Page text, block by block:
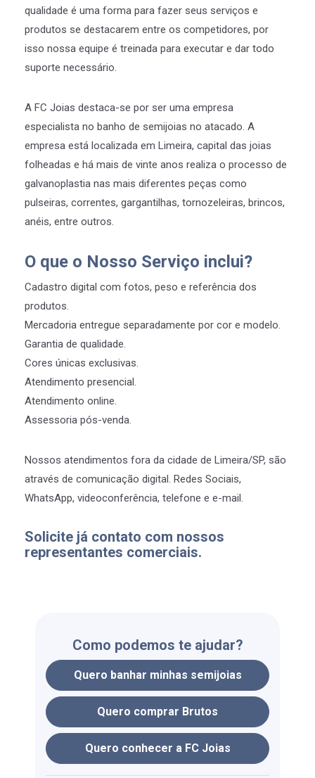
qualidade é uma forma para fazer seus serviços e
produtos se destacarem entre os competidores, por
isso nossa equipe é treinada para executar e dar todo
suporte necessário.
A FC Joias destaca-se por ser uma empresa
especialista no banho de semijoias no atacado. A
empresa está localizada em Limeira, capital das joias
folheadas e há mais de vinte anos realiza o processo de
galvanoplastia nas mais diferentes peças como
pulseiras, correntes, gargantilhas, tornozeleiras, brincos,
anéis, entre outros.
O que o Nosso Serviço inclui?
Cadastro digital com fotos, peso e referência dos
produtos.
Mercadoria entregue separadamente por cor e modelo.
Garantia de qualidade.
Cores únicas exclusivas.
Atendimento presencial.
Atendimento online.
Assessoria pós-venda.
Nossos atendimentos fora da cidade de Limeira/SP, são
através de comunicação digital. Redes Sociais,
WhatsApp, videoconferência, telefone e e-mail.
Solicite já contato com nossos
representantes comerciais.
Como podemos te ajudar?
Quero banhar minhas semijoias
Quero comprar Brutos
Quero conhecer a FC Joias